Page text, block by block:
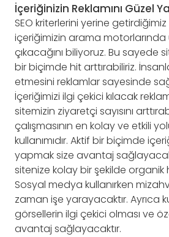
İçeriğinizin Reklamını Güzel
SEO kriterlerini yerine
içeriğimizin arama motorlarında
çıkacağını biliyoruz. Bu sayede
bir biçimde hit arttırabiliriz.
etmesini reklamlar sayesinde
İçeriğimizi ilgi çekici kılacak
sitemizin ziyaretçi sayısını
çalışmasının en kolay ve etkili
kullanımıdır. Aktif bir biçimde
yapmak size avantaj
sitenize kolay bir şekilde organik
Sosyal medya kullanırken
zaman işe yarayacaktır. Ayrıca
görsellerin ilgi çekici olması ve
avantaj sağlayacaktır.